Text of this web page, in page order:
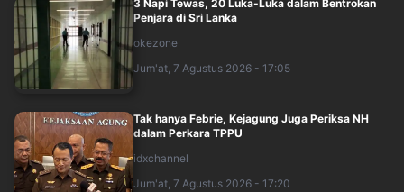
3 Napi Tewas, 20 Luka-Luka dalam Bentrokan
Penjara di Sri Lanka
okezone
Jum'at, 7 Agustus 2026 - 17:05
Tak hanya Febrie, Kejagung Juga Periksa NH
dalam Perkara TPPU
idxchannel
Jum'at, 7 Agustus 2026 - 17:20